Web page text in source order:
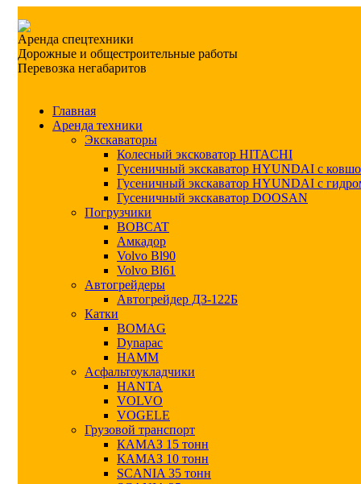
Аренда спецтехники
Дорожные и общестроительные работы
Перевозка негабаритов
Главная
Аренда техники
Экскаваторы
Колесный эксковатор HITACHI
Гусеничный экскаватор HYUNDAI с
Гусеничный экскаватор HYUNDAI с
Гусеничный экскаватор DOOSAN
Погрузчики
BOBCAT
Амкадор
Volvo Bl90
Volvo Bl61
Автогрейдеры
Автогрейдер ДЗ-122Б
Катки
BOMAG
Dynapac
HAMM
Асфальтоукладчики
HANTA
VOLVO
VOGELE
Грузовой транспорт
КАМАЗ 15 тонн
КАМАЗ 10 тонн
SCANIA 35 тонн